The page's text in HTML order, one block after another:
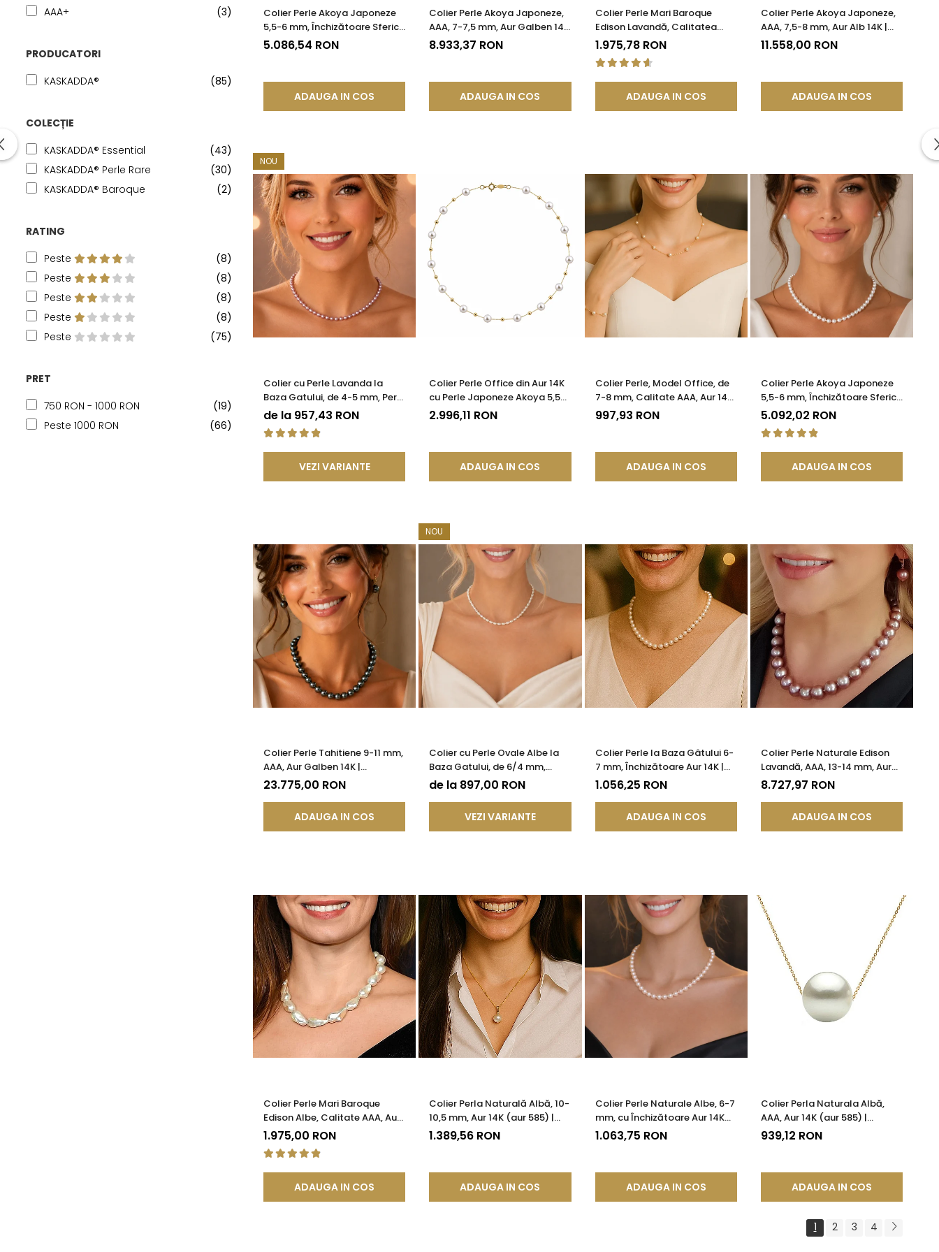
AAA+
(3)
PRODUCATORI
KASKADDA®
(85)
COLECȚIE
KASKADDA® Essential
(43)
KASKADDA® Perle Rare
(30)
KASKADDA® Baroque
(2)
RATING
Peste
(8)
Peste
(8)
Peste
(8)
Peste
(8)
Peste
(75)
PRET
750 RON - 1000 RON
(19)
Peste 1000 RON
(66)
Colier Perle Akoya Japoneze
5,5-6 mm, Închizătoare Sferică
Aur Galben 14K | KASKADDA®
5.086,54 RON
ADAUGA IN COS
Colier Perle Akoya Japoneze,
AAA, 7-7,5 mm, Aur Galben 14K
| KASKADDA®
8.933,37 RON
ADAUGA IN COS
Colier Perle Mari Baroque
Edison Lavandă, Calitatea
AAA, Aur 14K | KASKADDA®
1.975,78 RON
ADAUGA IN COS
Colier Perle Akoya Japoneze,
AAA, 7,5-8 mm, Aur Alb 14K |
KASKADDA®
11.558,00 RON
ADAUGA IN COS
NOU
Colier cu Perle Lavanda la
Baza Gatului, de 4-5 mm, Perle
Rare, Calitate AAA+, Aur 14K |
KASKADDA®
de la 957,43 RON
VEZI VARIANTE
Colier Perle Office din Aur 14K
cu Perle Japoneze Akoya 5,5
mm și Bile de Aur | KASKADDA®
2.996,11 RON
ADAUGA IN COS
Colier Perle, Model Office, de
7-8 mm, Calitate AAA, Aur 14K
| KASKADDA®
997,93 RON
ADAUGA IN COS
Colier Perle Akoya Japoneze
5,5-6 mm, Închizătoare Sferică
Aur Alb 14K | KASKADDA®
5.092,02 RON
ADAUGA IN COS
Colier Perle Tahitiene 9-11 mm,
AAA, Aur Galben 14K |
KASKADDA®
23.775,00 RON
ADAUGA IN COS
NOU
Colier cu Perle Ovale Albe la
Baza Gatului, de 6/4 mm,
Calitate AAA, Aur 14K |
de la 897,00 RON
VEZI VARIANTE
Colier Perle la Baza Gâtului 6-
7 mm, Închizătoare Aur 14K |
KASKADDA®
1.056,25 RON
ADAUGA IN COS
Colier Perle Naturale Edison
Lavandă, AAA, 13-14 mm, Aur
Alb 14K | KASKADDA®
8.727,97 RON
ADAUGA IN COS
Colier Perle Mari Baroque
Edison Albe, Calitate AAA, Aur
14K | KASKADDA®
1.975,00 RON
ADAUGA IN COS
Colier Perla Naturală Albă, 10-
10,5 mm, Aur 14K (aur 585) |
KASKADDA®
1.389,56 RON
ADAUGA IN COS
Colier Perle Naturale Albe, 6-7
mm, cu Închizătoare Aur 14K
(aur 585) | KASKADDA®
1.063,75 RON
ADAUGA IN COS
Colier Perla Naturala Albă,
AAA, Aur 14K (aur 585) |
KASKADDA®
939,12 RON
ADAUGA IN COS
1 2 3 4